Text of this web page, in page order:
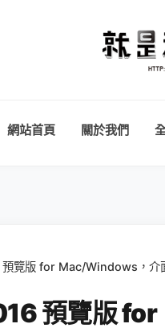
網站首頁 關於我們
覽版 for Mac/Windows，介
預覽版 for